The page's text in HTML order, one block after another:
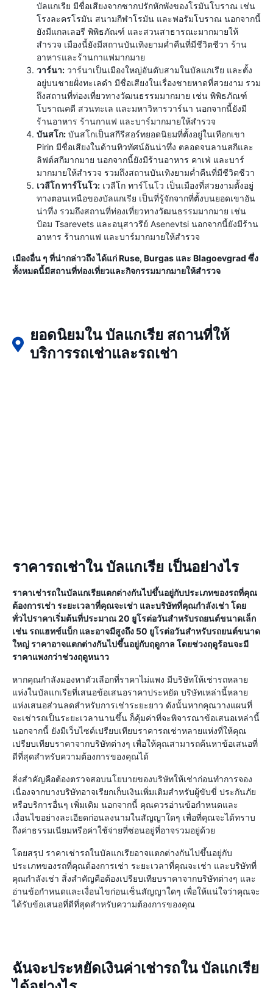
บัลแกเรีย มีชื่อเสียงจากซากปรักหักพังของโรมันโบราณ เช่น
โรงละครโรมัน สนามกีฬาโรมัน และฟอรัมโบราณ นอกจากนี้
ยังมีแกลเลอรี พิพิธภัณฑ์ และสวนสาธารณะมากมายให้
สำรวจ เมืองนี้ยังมีสถานบันเทิงยามค่ำคืนที่มีชีวิตชีวา ร้าน
อาหารและร้านกาแฟมากมาย
วาร์นา: วาร์นาเป็นเมืองใหญ่อันดับสามในบัลแกเรีย และตั้ง
อยู่บนชายฝั่งทะเลดำ มีชื่อเสียงในเรื่องชายหาดที่สวยงาม รวม
ถึงสถานที่ท่องเที่ยวทางวัฒนธรรมมากมาย เช่น พิพิธภัณฑ์
โบราณคดี สวนทะเล และมหาวิหารวาร์นา นอกจากนี้ยังมี
ร้านอาหาร ร้านกาแฟ และบาร์มากมายให้สำรวจ
บันสโก: บันสโกเป็นสกีรีสอร์ทยอดนิยมที่ตั้งอยู่ในเทือกเขา
Pirin มีชื่อเสียงในด้านทิวทัศน์อันน่าทึ่ง ตลอดจนลานสกีและ
ลิฟต์สกีมากมาย นอกจากนี้ยังมีร้านอาหาร คาเฟ่ และบาร์
มากมายให้สำรวจ รวมถึงสถานบันเทิงยามค่ำคืนที่มีชีวิตชีวา
เวลีโก ทาร์โนโว: เวลีโก ทาร์โนโว เป็นเมืองที่สวยงามตั้งอยู่
ทางตอนเหนือของบัลแกเรีย เป็นที่รู้จักจากที่ตั้งบนยอดเขาอัน
น่าทึ่ง รวมถึงสถานที่ท่องเที่ยวทางวัฒนธรรมมากมาย เช่น
ป้อม Tsarevets และอนุสาวรีย์ Asenevtsi นอกจากนี้ยังมีร้าน
อาหาร ร้านกาแฟ และบาร์มากมายให้สำรวจ
เมืองอื่น ๆ ที่น่ากล่าวถึง ได้แก่ Ruse, Burgas และ Blagoevgrad ซึ่ง
ทั้งหมดนี้มีสถานที่ท่องเที่ยวและกิจกรรมมากมายให้สำรวจ
ยอดนิยมใน บัลแกเรีย สถานที่ให้
บริการรถเช่าและรถเช่า
ราคารถเช่าใน บัลแกเรีย เป็นอย่างไร
ราคาเช่ารถในบัลแกเรียแตกต่างกันไปขึ้นอยู่กับประเภทของรถที่คุณ
ต้องการเช่า ระยะเวลาที่คุณจะเช่า และบริษัทที่คุณกำลังเช่า โดย
ทั่วไปราคาเริ่มต้นที่ประมาณ 20 ยูโรต่อวันสำหรับรถยนต์ขนาดเล็ก
เช่น รถแฮทช์แบ็ก และอาจมีสูงถึง 50 ยูโรต่อวันสำหรับรถยนต์ขนาด
ใหญ่ ราคาอาจแตกต่างกันไปขึ้นอยู่กับฤดูกาล โดยช่วงฤดูร้อนจะมี
ราคาแพงกว่าช่วงฤดูหนาว
หากคุณกำลังมองหาตัวเลือกที่ราคาไม่แพง มีบริษัทให้เช่ารถหลาย
แห่งในบัลแกเรียที่เสนอข้อเสนอราคาประหยัด บริษัทเหล่านี้หลาย
แห่งเสนอส่วนลดสำหรับการเช่าระยะยาว ดังนั้นหากคุณวางแผนที่
จะเช่ารถเป็นระยะเวลานานขึ้น ก็คุ้มค่าที่จะพิจารณาข้อเสนอเหล่านี้
นอกจากนี้ ยังมีเว็บไซต์เปรียบเทียบราคารถเช่าหลายแห่งที่ให้คุณ
เปรียบเทียบราคาจากบริษัทต่างๆ เพื่อให้คุณสามารถค้นหาข้อเสนอที่
ดีที่สุดสำหรับความต้องการของคุณได้
สิ่งสำคัญคือต้องตรวจสอบนโยบายของบริษัทให้เช่าก่อนทำการจอง
เนื่องจากบางบริษัทอาจเรียกเก็บเงินเพิ่มเติมสำหรับผู้ขับขี่ ประกันภัย
หรือบริการอื่นๆ เพิ่มเติม นอกจากนี้ คุณควรอ่านข้อกำหนดและ
เงื่อนไขอย่างละเอียดก่อนลงนามในสัญญาใดๆ เพื่อที่คุณจะได้ทราบ
ถึงค่าธรรมเนียมหรือค่าใช้จ่ายที่ซ่อนอยู่ที่อาจรวมอยู่ด้วย
โดยสรุป ราคาเช่ารถในบัลแกเรียอาจแตกต่างกันไปขึ้นอยู่กับ
ประเภทของรถที่คุณต้องการเช่า ระยะเวลาที่คุณจะเช่า และบริษัทที่
คุณกำลังเช่า สิ่งสำคัญคือต้องเปรียบเทียบราคาจากบริษัทต่างๆ และ
อ่านข้อกำหนดและเงื่อนไขก่อนเซ็นสัญญาใดๆ เพื่อให้แน่ใจว่าคุณจะ
ได้รับข้อเสนอที่ดีที่สุดสำหรับความต้องการของคุณ
ฉันจะประหยัดเงินค่าเช่ารถใน บัลแกเรีย